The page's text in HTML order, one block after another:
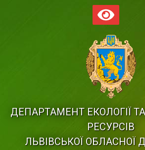
ДЕПАРТАМЕНТ ЕКОЛОГІЇ
РЕСУРСІВ
ЛЬВІВСЬКОЇ ОБЛАСНОЇ